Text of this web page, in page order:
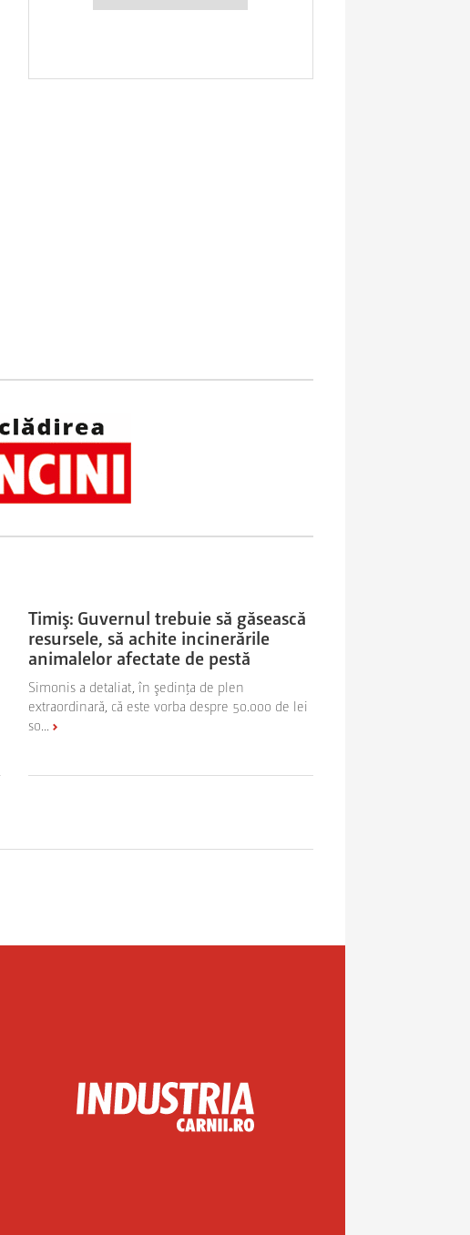
Timiş: Guvernul trebuie să găsească
resursele, să achite incinerările
animalelor afectate de pestă
Simonis a detaliat, în şedinţa de plen
extraordinară, că este vorba despre 50.000 de lei
so...